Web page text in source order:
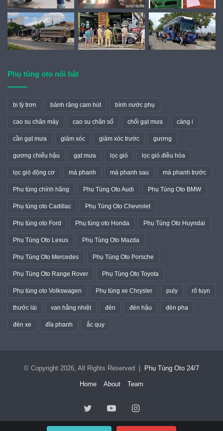
Phụ tùng oto nổi bật
bi tỳ trơn bánh răng cam hút bình nước phụ
cao su chân máy cao su chân số chổi gạt mưa càng i
cần gạt mưa giảm xóc giảm xóc trước gương
gương chiếu hậu gạt mưa lọc gió lọc gió điều hòa
lọc gió động cơ má phanh má phanh sau má phanh trước
Phụ tùng chính hãng Phụ Tùng Oto Audi Phụ Tùng Oto BMW
Phụ tùng oto Cadillac Phụ Tùng Oto Chevrolet
Phụ tùng oto Ford Phụ tùng oto Honda Phụ Tùng Oto Huyndai
Phụ Tùng Oto Lexus Phụ Tùng Oto Mazda
Phụ Tùng Oto Mercedes Phụ Tùng Oto Porsche
Phụ Tùng Oto Range Rover Phụ Tùng Oto Toyota
Phụ tùng oto Volkswagen Phụ tùng xe Chrysler puly rô tuyn
thước lái van hằng nhiệt đèn đèn hậu đèn pha
đèn xe đĩa phanh ắc quy
© Copyright 2026, All Rights Reserved | Phụ Tùng Oto 24/7
Home About Team
TwitterYouTubeInstagram